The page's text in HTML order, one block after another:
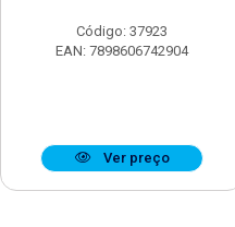
Código: 37923
EAN: 7898606742904
Ver preço